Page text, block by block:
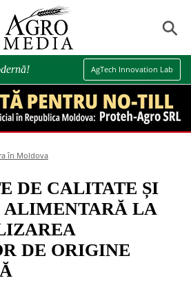
⚲
AgTech Innovation Lab
în Moldova
DE CALITATE ȘI
ALIMENTARĂ LA
DE ORIGINE